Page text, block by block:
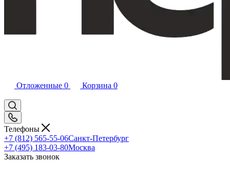
Отложенные 0 Корзина 0
Телефоны
+7 (812) 565-55-06Санкт-Петербург
+7 (495) 183-03-80Москва
Заказать звонок